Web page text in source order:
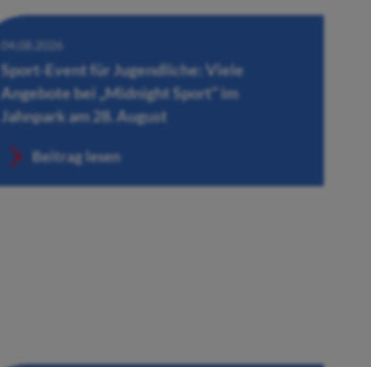
04.08.2026
Sport-Event für Jugendliche: Viele
Angebote bei „Midnight Sport“ im
Jahnpark am 28. August
Beitrag lesen